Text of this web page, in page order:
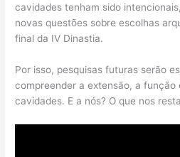
cavidades tenham sido
novas questões sobre escolhas
final da IV Dinastia.
Por isso, pesquisas futuras serão
compreender a extensão, a função
cavidades. E a nós? O que nos